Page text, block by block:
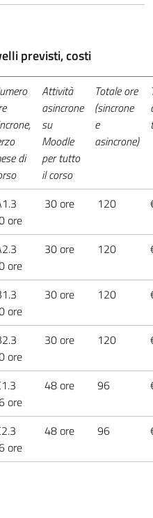
previsti, costi
di
Attività
asincrone
su
Moodle
per tutto
il corso
Totale ore
(sincrone
e
asincrone)
ore
30 ore 120
ore
30 ore 120
ore
30 ore 120
ore
30 ore 120
ore
48 ore 96
ore
48 ore 96